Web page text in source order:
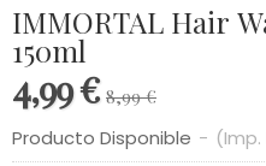
IMMORTAL Hair
150ml
4,99 € 8,99 €
Producto Disponible -